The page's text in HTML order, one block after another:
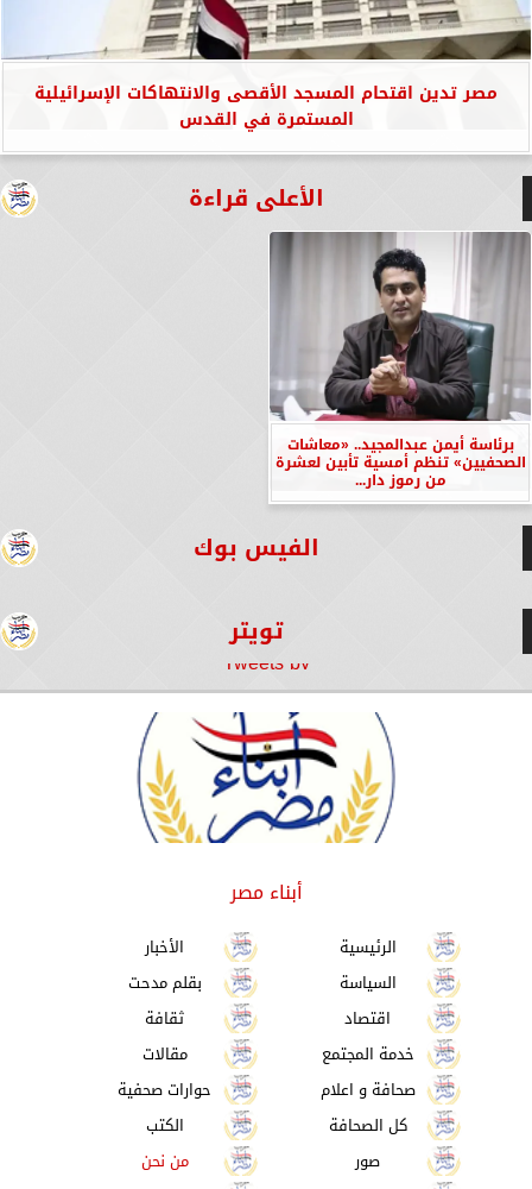
مصر تدين اقتحام المسجد الأقصى والانتهاكات الإسرائيلية
المستمرة في القدس
الأعلى قراءة
برئاسة أيمن عبدالمجيد.. «معاشات
الصحفيين» تنظم أمسية تأبين لعشرة
من رموز دار...
الفيس بوك
تويتر
Tweets by
أبناء مصر
الرئيسية
الأخبار
السياسة
بقلم مدحت
اقتصاد
ثقافة
خدمة المجتمع
مقالات
صحافة و اعلام
حوارات صحفية
كل الصحافة
الكتب
صور
من نحن